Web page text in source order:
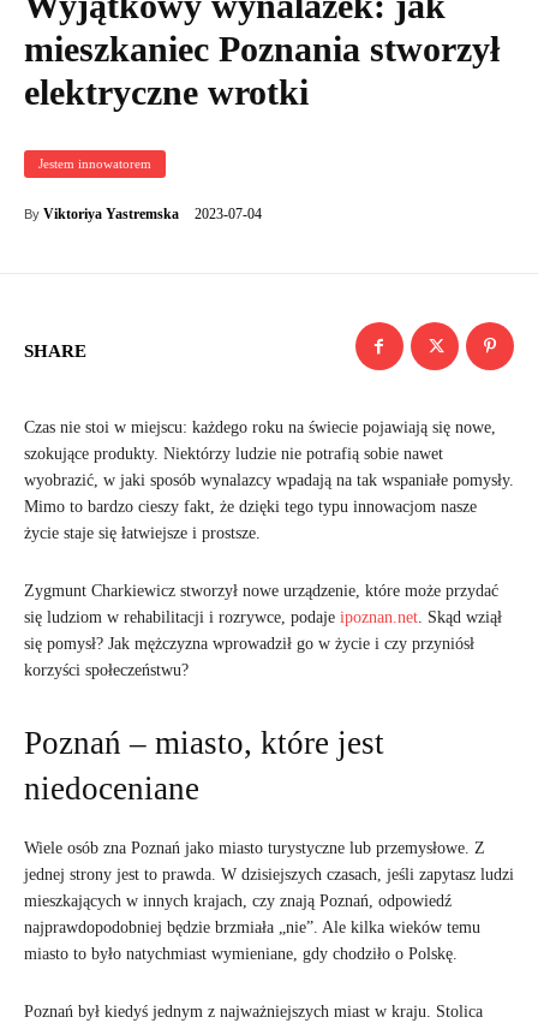
mieszkaniec Poznania stworzył
elektryczne wrotki
Jestem innowatorem
By Viktoriya Yastremska 2023-07-04
SHARE
Czas nie stoi w miejscu: każdego roku na świecie pojawiają się nowe,
szokujące produkty. Niektórzy ludzie nie potrafią sobie nawet
wyobrazić, w jaki sposób wynalazcy wpadają na tak wspaniałe pomysły.
Mimo to bardzo cieszy fakt, że dzięki tego typu innowacjom nasze
życie staje się łatwiejsze i prostsze.
Zygmunt Charkiewicz stworzył nowe urządzenie, które może przydać
się ludziom w rehabilitacji i rozrywce, podaje ipoznan.net. Skąd wziął
się pomysł? Jak mężczyzna wprowadził go w życie i czy przyniósł
korzyści społeczeństwu?
Poznań – miasto, które jest
niedoceniane
Wiele osób zna Poznań jako miasto turystyczne lub przemysłowe. Z
jednej strony jest to prawda. W dzisiejszych czasach, jeśli zapytasz ludzi
mieszkających w innych krajach, czy znają Poznań, odpowiedź
najprawdopodobniej będzie brzmiała „nie”. Ale kilka wieków temu
miasto to było natychmiast wymieniane, gdy chodziło o Polskę.
Poznań był kiedyś jednym z najważniejszych miast w kraju. Stolica